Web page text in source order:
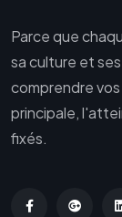
Parce que
sa culture et
comprendre
principale,
fixés.